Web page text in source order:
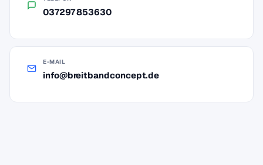
037297 853630
E-MAIL
info@breitbandconcept.de